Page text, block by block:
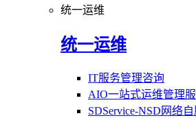
统一运维
统一运维
IT服务管理咨询
AIO一站式运维管理
SDService-NSD网络